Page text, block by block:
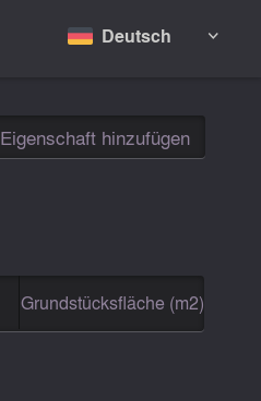
Deutsch 
Eigenschaft hinzufügen
Grundstücksfläche (m2)